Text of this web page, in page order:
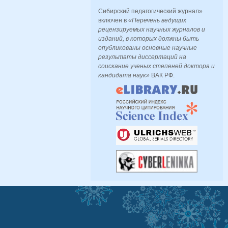
Сибирский педагогический журнал»
включен в«Перечень ведущих
рецензируемых научных журналов и
изданий, в которых должны быть
опубликованы основные научные
результаты диссертаций на
соискание ученых степеней доктора и
кандидата наук» ВАК РФ.